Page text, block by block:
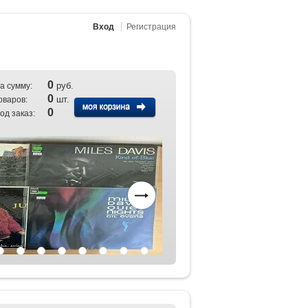
Вход Регистрация
сумму: 0 руб.
0 шт.
заказ: 0